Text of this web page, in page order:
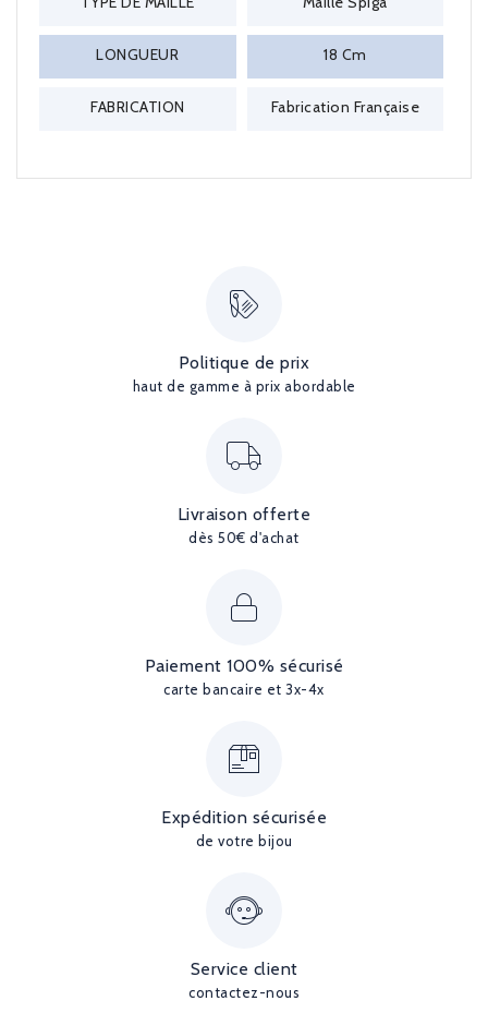
LONGUEUR 18 Cm
FABRICATION Fabrication Française
Politique de prix
haut de gamme à prix abordable
Livraison offerte
dès 50€ d'achat
Paiement 100% sécurisé
carte bancaire et 3x-4x
Expédition sécurisée
de votre bijou
Service client
contactez-nous